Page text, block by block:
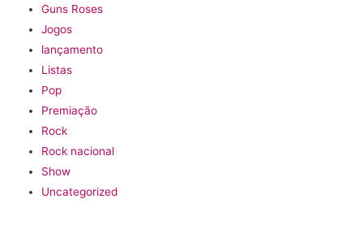
Guns Roses
Jogos
lançamento
Listas
Pop
Premiação
Rock
Rock nacional
Show
Uncategorized